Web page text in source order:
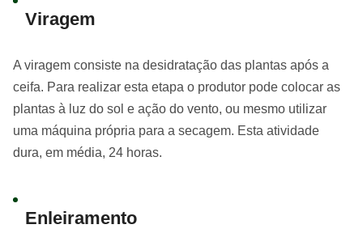
Viragem
A viragem consiste na desidratação das plantas após a
ceifa. Para realizar esta etapa o produtor pode colocar as
plantas à luz do sol e ação do vento, ou mesmo utilizar
uma máquina própria para a secagem. Esta atividade
dura, em média, 24 horas.
Enleiramento